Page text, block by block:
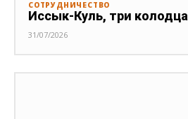
СОТРУДНИЧЕСТВО
Иссык-Куль, три колодца
31/07/2026